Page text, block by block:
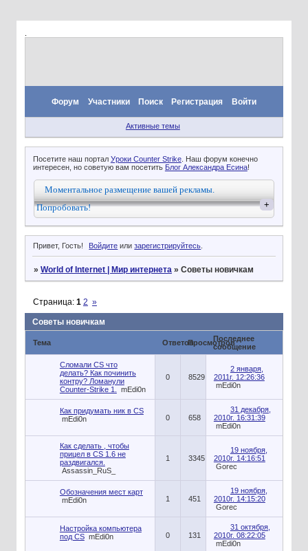
Форум Участники Поиск Регистрация Войти
Активные темы
Посетите наш портал Уроки Counter Strike. Наш форум конечно
интересен, но советую вам посетить Блог Александра Есина!
Моментальное размещение вашей рекламы.
Попробовать!
+
Привет, Гость! Войдите илизарегистрируйтесь.
» World of Internet | Мир интернета » Советы новичкам
Советы новичкам
Страница: 1 2 »
Тема ОтветовПросмотровПоследнее
сообщение
Сломали CS что
делать? Как починить
контру? Ломанули
Counter-Strike 1.
mEdi0n
0 8529
2 января,
2011г. 12:26:36
mEdi0n
Как придумать ник в CS
mEdi0n
0 658
31 декабря,
2010г. 16:31:39
mEdi0n
Как сделать , чтобы
прицел в CS 1.6 не
раздвигался.
Assassin_RuS_
1 3345
19 ноября,
2010г. 14:16:51
Gorec
Обозначения мест карт
mEdi0n
1 451
19 ноября,
2010г. 14:15:20
Gorec
Настройка компьютера
под CS mEdi0n 0 131
31 октября,
2010г. 08:22:05
mEdi0n